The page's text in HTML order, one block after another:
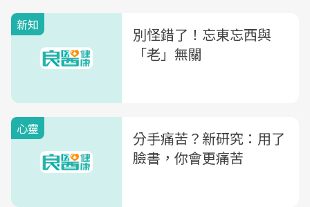
新知
別怪錯了！忘東忘西與
「老」無關
心靈
分手痛苦？新研究：用了
臉書，你會更痛苦